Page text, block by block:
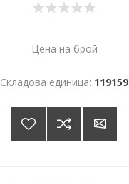
Цена на брой
Складова единица: 119159